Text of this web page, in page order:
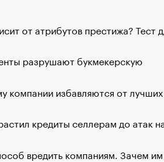
от атрибутов престижа? Тест
разрушают букмекерскую
компании избавляются от лучших
кредиты селлерам до атак
вредить компаниям. Зачем